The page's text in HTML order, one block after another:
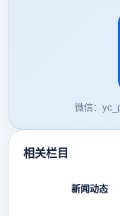
微信：
相关栏目
新闻动态